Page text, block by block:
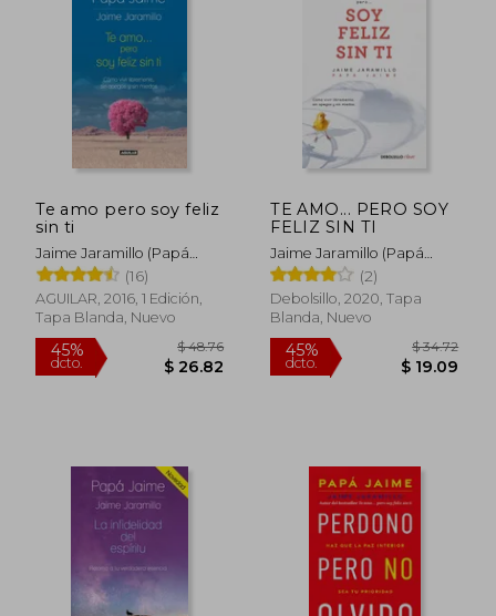
título de Embajador Mundial de la Paz en
2002.-
Te amo pero soy feliz
sin ti
Jaime Jaramillo (Papá
Jaime)
(16)
AGUILAR, 2016, 1 Edición,
Tapa Blanda, Nuevo
45%
TE AMO... PERO SOY
FELIZ SIN TI
Jaime Jaramillo (Papá
Jaime)
(2)
Debolsillo, 2020, Tapa
Blanda, Nuevo
45%
dcto.